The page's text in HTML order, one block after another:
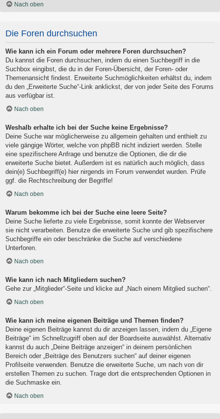
Nach oben
Die Foren durchsuchen
Wie kann ich ein Forum oder mehrere Foren durchsuchen?
Du kannst die Foren durchsuchen, indem du einen Suchbegriff in die
Suchbox eingibst, die du in der Foren-Übersicht, der Foren- oder
Themenansicht findest. Erweiterte Suchmöglichkeiten erhältst du, indem
du den „Erweiterte Suche“-Link anklickst, der von jeder Seite des Forums
aus verfügbar ist.
Nach oben
Weshalb erhalte ich bei der Suche keine Ergebnisse?
Deine Suche war möglicherweise zu allgemein gehalten und enthielt zu
viele gängige Wörter, welche von phpBB nicht indiziert werden. Stelle
eine spezifischere Anfrage und benutze die Optionen, die dir die
erweiterte Suche bietet. Außerdem ist es natürlich auch möglich, dass
dein(e) Suchbegriff(e) hier nirgends im Forum verwendet wurden. Prüfe
ggf. die Rechtschreibung der Begriffe!
Nach oben
Warum bekomme ich bei der Suche eine leere Seite?
Deine Suche lieferte zu viele Ergebnisse, somit konnte der Webserver
sie nicht verarbeiten. Benutze die erweiterte Suche und gib spezifischere
Suchbegriffe ein oder beschränke die Suche auf verschiedene
Unterforen.
Nach oben
Wie kann ich nach Mitgliedern suchen?
Gehe zur „Mitglieder“-Seite und klicke auf „Nach einem Mitglied suchen“.
Nach oben
Wie kann ich meine eigenen Beiträge und Themen finden?
Deine eigenen Beiträge kannst du dir anzeigen lassen, indem du „Eigene
Beiträge“ im Schnellzugriff oben auf der Boardseite auswählst. Alternativ
kannst du auch „Deine Beiträge anzeigen“ in deinem persönlichen
Bereich oder „Beiträge des Benutzers suchen“ auf deiner eigenen
Profilseite verwenden. Benutze die erweiterte Suche, um nach von dir
erstellen Themen zu suchen. Trage dort die entsprechenden Optionen in
die Suchmaske ein.
Nach oben